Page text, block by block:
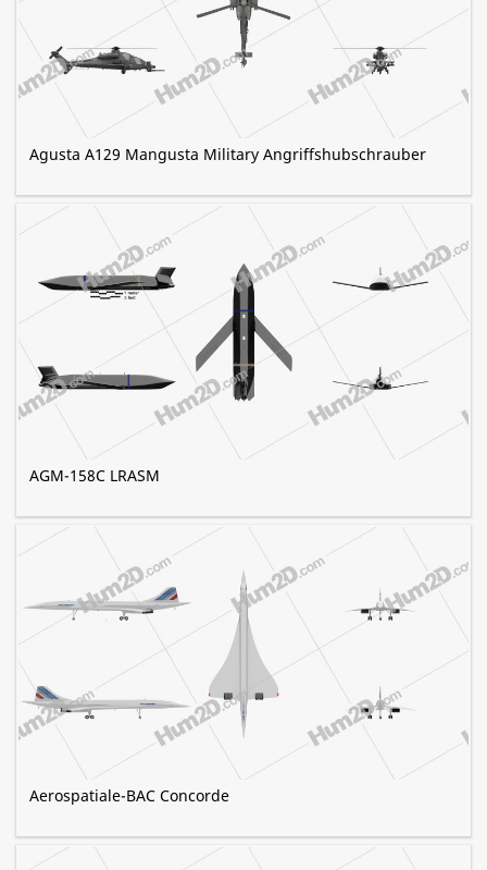
Agusta A129 Mangusta Military Angriffshubschrauber
AGM-158C LRASM
Aerospatiale-BAC Concorde